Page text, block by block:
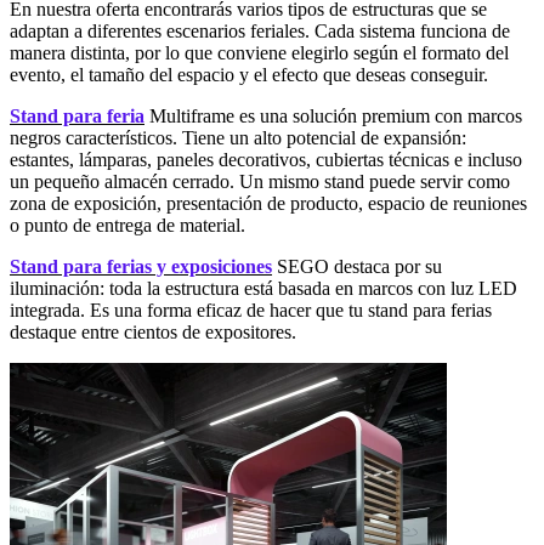
En nuestra oferta encontrarás varios tipos de estructuras que se
adaptan a diferentes escenarios feriales. Cada sistema funciona de
manera distinta, por lo que conviene elegirlo según el formato del
evento, el tamaño del espacio y el efecto que deseas conseguir.
Stand para feria Multiframe es una solución premium con marcos
negros característicos. Tiene un alto potencial de expansión:
estantes, lámparas, paneles decorativos, cubiertas técnicas e incluso
un pequeño almacén cerrado. Un mismo stand puede servir como
zona de exposición, presentación de producto, espacio de reuniones
o punto de entrega de material.
Stand para ferias y exposiciones SEGO destaca por su
iluminación: toda la estructura está basada en marcos con luz LED
integrada. Es una forma eficaz de hacer que tu stand para ferias
destaque entre cientos de expositores.